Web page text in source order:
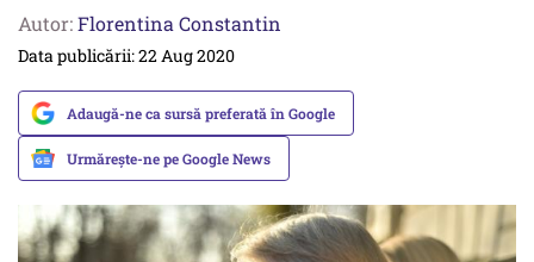
Autor:Florentina Constantin
Data publicării: 22 Aug 2020
Adaugă-ne ca sursă preferată în Google
Urmărește-ne pe Google News